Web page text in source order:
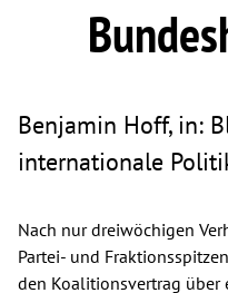
Benjamin Hoff, in:
internationale
Nach nur dreiwöchigen
Partei- und
den Koalitionsvertrag über